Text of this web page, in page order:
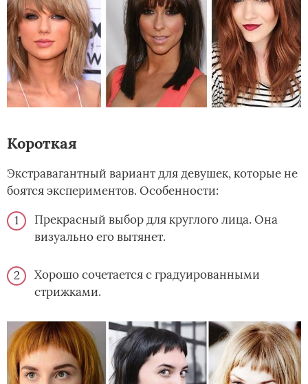
Короткая
Экстравагантный вариант для девушек, которые не
боятся экспериментов. Особенности:
Прекрасный выбор для круглого лица. Она
визуально его вытянет.
Хорошо сочетается с градуированными
стрижками.